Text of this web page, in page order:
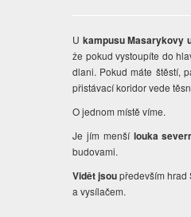
U kampusu Masarykovy
že pokud vystoupíte do
dlani. Pokud máte štěstí,
přistávací koridor vede
O jednom místě víme.
Je jím menšílouka
budovami.
Vidět jsoupředevším
a vysílačem.